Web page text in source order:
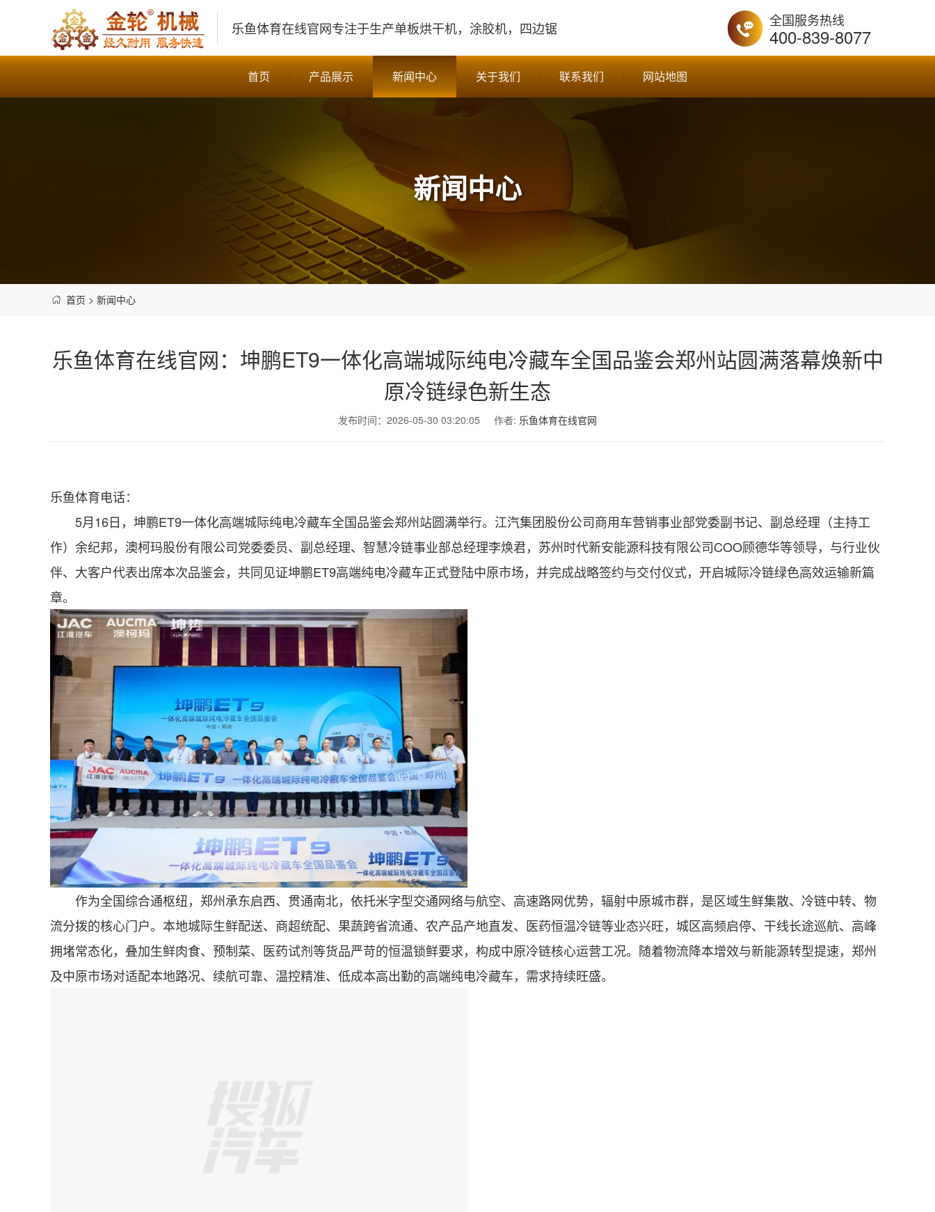
乐鱼体育在线官网专注于生产单板烘干机，涂胶机，四边锯 全国服务热线
400-839-8077
首页 产品展示 新闻中心 关于我们 联系我们 网站地图
新闻中心
首页 > 新闻中心
乐鱼体育在线官网：坤鹏ET9一体化高端城际纯电冷藏车全国品鉴会郑州站圆满落幕焕新中
原冷链绿色新生态
发布时间：2026-05-30 03:20:05 作者: 乐鱼体育在线官网
乐鱼体育电话：
5月16日，坤鹏ET9一体化高端城际纯电冷藏车全国品鉴会郑州站圆满举行。江汽集团股份公司商用车营销事业部党委副书记、副总经理（主持工
作）余纪邦，澳柯玛股份有限公司党委委员、副总经理、智慧冷链事业部总经理李焕君，苏州时代新安能源科技有限公司COO顾德华等领导，与行业伙
伴、大客户代表出席本次品鉴会，共同见证坤鹏ET9高端纯电冷藏车正式登陆中原市场，并完成战略签约与交付仪式，开启城际冷链绿色高效运输新篇
章。
作为全国综合通枢纽，郑州承东启西、贯通南北，依托米字型交通网络与航空、高速路网优势，辐射中原城市群，是区域生鲜集散、冷链中转、物
流分拨的核心门户。本地城际生鲜配送、商超统配、果蔬跨省流通、农产品产地直发、医药恒温冷链等业态兴旺，城区高频启停、干线长途巡航、高峰
拥堵常态化，叠加生鲜肉食、预制菜、医药试剂等货品严苛的恒温锁鲜要求，构成中原冷链核心运营工况。随着物流降本增效与新能源转型提速，郑州
及中原市场对适配本地路况、续航可靠、温控精准、低成本高出勤的高端纯电冷藏车，需求持续旺盛。